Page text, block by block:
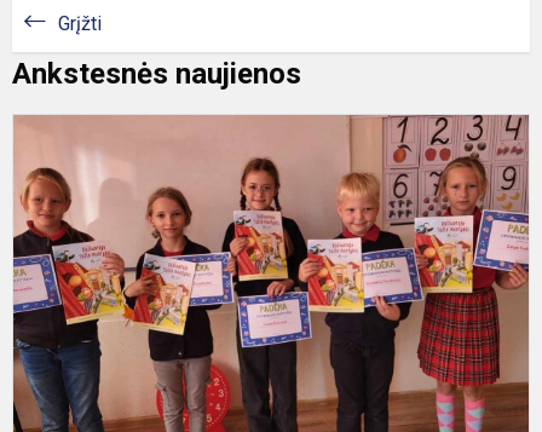
Grįžti
Ankstesnės naujienos